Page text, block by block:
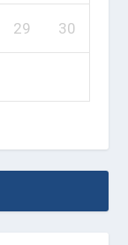
29 30